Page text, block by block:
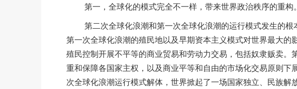
第一，全球化的模式完全不一样，带来世界政治秩序的重构。
第二次全球化浪潮和第一次全球化浪潮的运行模式发生的根
第一次全球化浪潮的殖民地以及早期资本主义模式对世界最大的
殖民控制开展不平等的商业贸易和劳动力交易，包括奴隶贩卖
重和保障各国家主权，以及商业平等和自由的市场化交易原则下
次全球化浪潮运行模式解体，世界掀起了一场国家独立、民族